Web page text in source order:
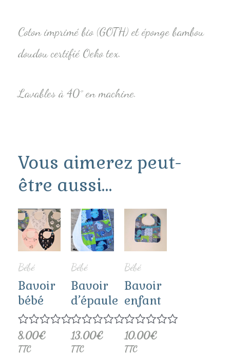
Coton imprimé bio (GOTH) et éponge bambou
doudou certifié Oeko tex.
Lavables à 40° en machine.
Vous aimerez peut-
être aussi…
Bébé
Bavoir
bébé
Note
0
sur
8,00€
TTC
Ce
produit
a
plusieurs
variations.
Les
options
Bébé
Bavoir
d’épaule
Note
0
sur
13,00€
TTC
Ce
produit
a
plusieurs
variations.
Les
options
Bébé
Bavoir
enfant
Note
0
sur
10,00€
TTC
produit
a
plusieurs
variations.
Les
options